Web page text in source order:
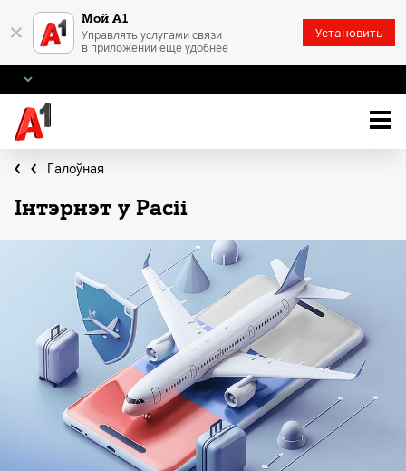
× Мой А1
Управлять услугами связи
в приложении ещё удобнее
Установить
Галоўная
Інтэрнэт у Расіі